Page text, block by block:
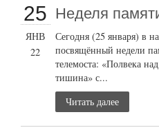
25
ЯНВ
22
Неделя
Сегодня (25 января) в
посвящённый недели
телемоста: «Полвека
тишина» с...
Читать далее